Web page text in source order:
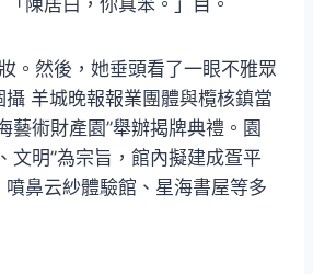
。然後，她垂頭看了一眼不雅眾
羊城晚報報業團體與欖核鎮當
藝術財產園”舉辦揭牌典禮。園
文明”為宗旨，館內擬建成疍平
鼻云紗體驗館、星海書屋等多